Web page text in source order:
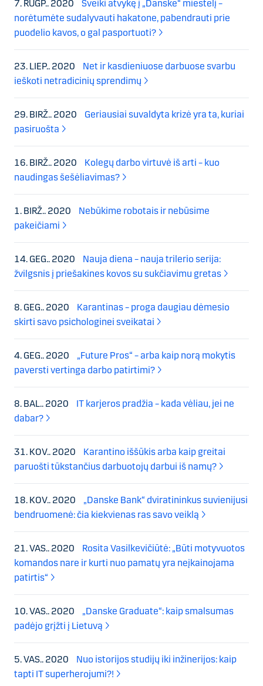
7. RUGP.. 2020
Sveiki atvykę į „Danske“ miestelį –
norėtumėte sudalyvauti hakatone, pabendrauti prie
puodelio kavos, o gal pasportuoti?
23. LIEP.. 2020
Net ir kasdieniuose darbuose svarbu
ieškoti netradicinių sprendimų
29. BIRŽ.. 2020
Geriausiai suvaldyta krizė yra ta, kuriai
pasiruošta
16. BIRŽ.. 2020
Kolegų darbo virtuvė iš arti – kuo
naudingas šešėliavimas?
1. BIRŽ.. 2020
Nebūkime robotais ir nebūsime
pakeičiami
14. GEG.. 2020
Nauja diena – nauja trilerio serija:
žvilgsnis į priešakines kovos su sukčiavimu gretas
8. GEG.. 2020
Karantinas – proga daugiau dėmesio
skirti savo psichologinei sveikatai
4. GEG.. 2020
„Future Pros“ – arba kaip norą mokytis
paversti vertinga darbo patirtimi?
8. BAL.. 2020
IT karjeros pradžia – kada vėliau, jei ne
dabar?
31. KOV.. 2020
Karantino iššūkis arba kaip greitai
paruošti tūkstančius darbuotojų darbui iš namų?
18. KOV.. 2020
„Danske Bank“ dviratininkus suvienijusi
bendruomenė: čia kiekvienas ras savo veiklą
21. VAS.. 2020
Rosita Vasilkevičiūtė: „Būti motyvuotos
komandos nare ir kurti nuo pamatų yra neįkainojama
patirtis“
10. VAS.. 2020
„Danske Graduate“: kaip smalsumas
padėjo grįžti į Lietuvą
5. VAS.. 2020
Nuo istorijos studijų iki inžinerijos: kaip
tapti IT superherojumi?!